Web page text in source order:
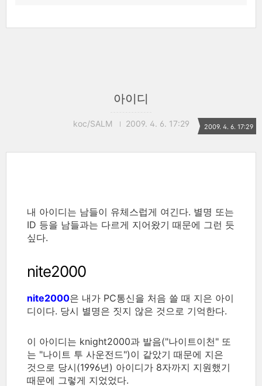
아이디
koc/SALM 2009. 4. 6. 17:29 2009. 4. 6. 17:29
내 아이디는 남들이 유체스럽게 여긴다. 별명 또는
ID 등을 남들과는 다르게 지어왔기 때문에 그런 듯
싶다.
nite2000
nite2000은 내가 PC통신을 처음 쓸 때 지은 아이
디이다. 당시 별명은 짓지 않은 것으로 기억한다.
이 아이디는 knight2000과 발음("나이트이천" 또
는 "나이트 투 사운전드")이 같았기 때문에 지은
것으로 당시(1996년) 아이디가 8자까지 지원했기
때문에 그렇게 지었었다.